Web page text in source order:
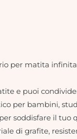
per matita
e puoi
per bambini,
soddisfare il
di grafite,